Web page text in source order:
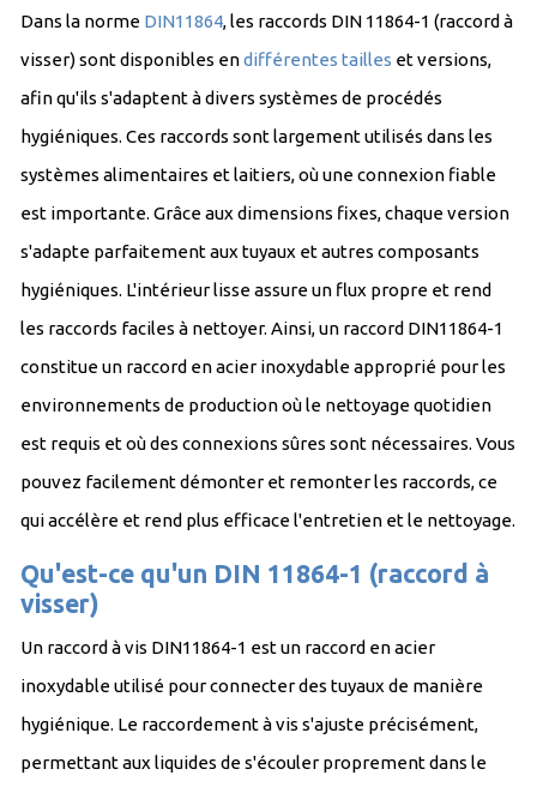
Dans la norme DIN11864, les raccords DIN 11864-1 (raccord à
visser) sont disponibles endifférentes tailles et versions,
afin qu'ils s'adaptent à divers systèmes de procédés
hygiéniques. Ces raccords sont largement utilisés dans les
systèmes alimentaires et laitiers, où une connexion fiable
est importante. Grâce aux dimensions fixes, chaque version
s'adapte parfaitement aux tuyaux et autres composants
hygiéniques. L'intérieur lisse assure un flux propre et rend
les raccords faciles à nettoyer. Ainsi, un raccord DIN11864-1
constitue un raccord en acier inoxydable approprié pour les
environnements de production où le nettoyage quotidien
est requis et où des connexions sûres sont nécessaires. Vous
pouvez facilement démonter et remonter les raccords, ce
qui accélère et rend plus efficace l'entretien et le nettoyage.
Qu'est-ce qu'un DIN 11864-1 (raccord à
visser)
Un raccord à vis DIN11864-1 est un raccord en acier
inoxydable utilisé pour connecter des tuyaux de manière
hygiénique. Le raccordement à vis s'ajuste précisément,
permettant aux liquides de s'écouler proprement dans le